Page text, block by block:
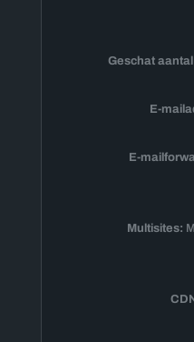
Geschat
E-
E-
Multisites:
CDN